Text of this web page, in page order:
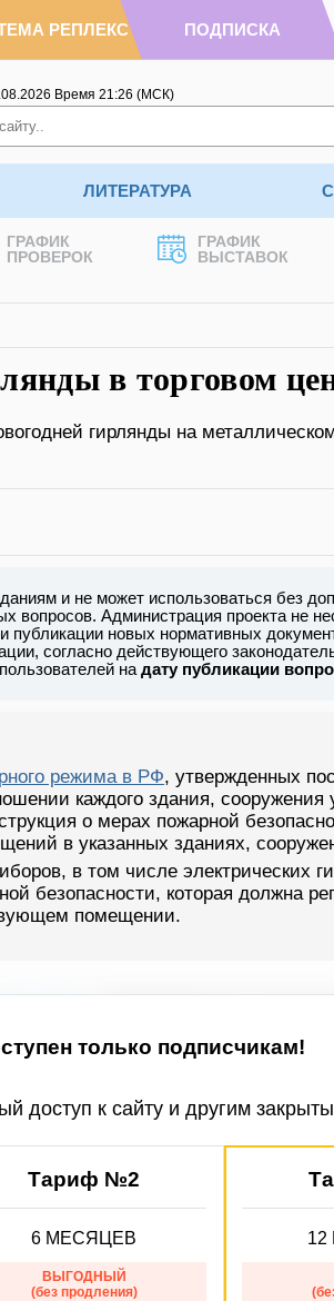
РЕПЛЕКС ПОДПИСКА
Время 21:26 (МСК)
ЛИТЕРАТУРА
ГРАФИК
ПРОВЕРОК
ГРАФИК
ВЫСТАВОК
в торговом
гирлянды на
и не может использоваться без
вопросов. Администрация проекта не
публикации новых нормативных
согласно действующего
на дату публикации
режима в РФ, утвержденных
каждого здания, сооружения
о мерах пожарной
в указанных зданиях,
в том числе электрических
безопасности, которая должна
помещении.
только подписчикам!
доступ к сайту и другим
Тариф №2
6 МЕСЯЦЕВ
ВЫГОДНЫЙ
(без продления)